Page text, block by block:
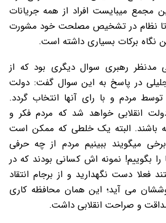
مجمع میبایست افراد از همه جریانات
تا نظام در تشخیص مصلحت خود مشورت
نگاه برکات بسیاری داشته است.
مدنظر رهبری سوال دیگری بود که از
در پاسخ به این سوال گفت: دولت
توسط مردم و با رای آنها انتخاب گردد.
انقلابی خواهد شد که مردم فکر و
باشند. البته یک خلطی که ممکن است
میگویند ببینیم مردم از چه حرفی
بگوییم! نمونه اش کسانی بودند که در
فعلا دست نگهدارید و از برجام انتقاد
می آید؛ این همان محافظه کاری
و صراحت انقلابی داشت.